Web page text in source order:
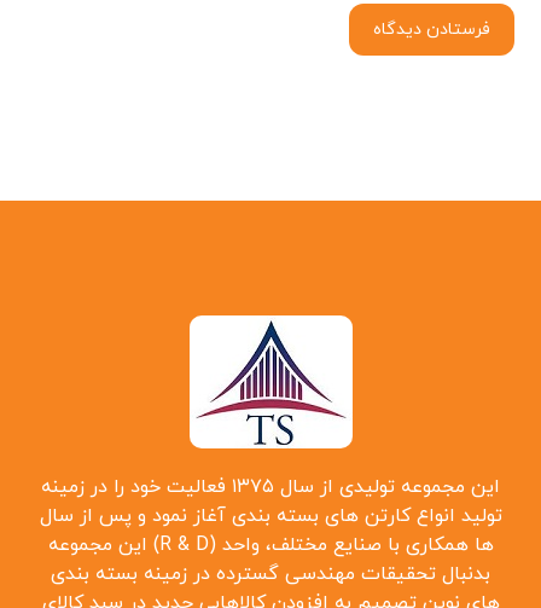
فرستادن دیدگاه
این مجموعه تولیدی از سال ۱۳۷۵ فعالیت خود را در زمینه
تولید انواع کارتن ‌های بسته بندی آغاز نمود و پس از سال
‌ها همکاری با صنایع مختلف، واحد (R & D) این مجموعه
بدنبال تحقیقات مهندسی گسترده در زمینه بسته بندی